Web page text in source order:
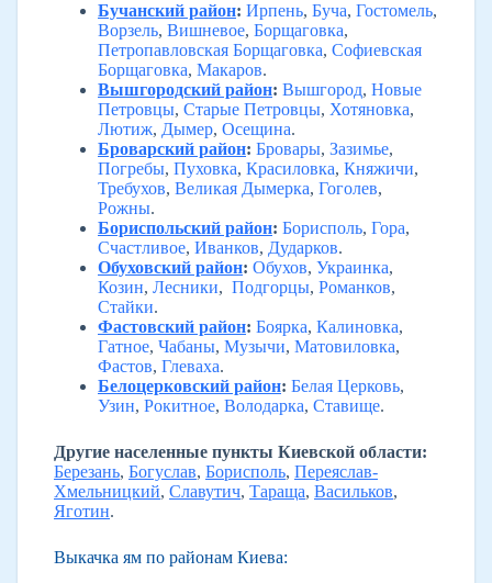
Бучанский район: Ирпень, Буча, Гостомель,
Ворзель, Вишневое, Борщаговка,
Петропавловская Борщаговка, Софиевская
Борщаговка, Макаров.
Вышгородский район: Вышгород, Новые
Петровцы, Старые Петровцы, Хотяновка,
Лютиж, Дымер, Осещина.
Броварский район: Бровары, Зазимье,
Погребы, Пуховка, Красиловка, Княжичи,
Требухов, Великая Дымерка, Гоголев,
Рожны.
Бориспольский район: Борисполь, Гора,
Счастливое, Иванков, Дударков.
Обуховский район: Обухов, Украинка,
Козин, Лесники, Подгорцы, Романков,
Стайки.
Фастовский район: Боярка, Калиновка,
Гатное, Чабаны, Музычи, Матовиловка,
Фастов, Глеваха.
Белоцерковский район: Белая Церковь,
Узин, Рокитное, Володарка, Ставище.
Другие населенные пункты Киевской области:
Березань, Богуслав, Борисполь, Переяслав-
Хмельницкий, Славутич, Тараща, Васильков,
Яготин.
Выкачка ям по районам Киева: